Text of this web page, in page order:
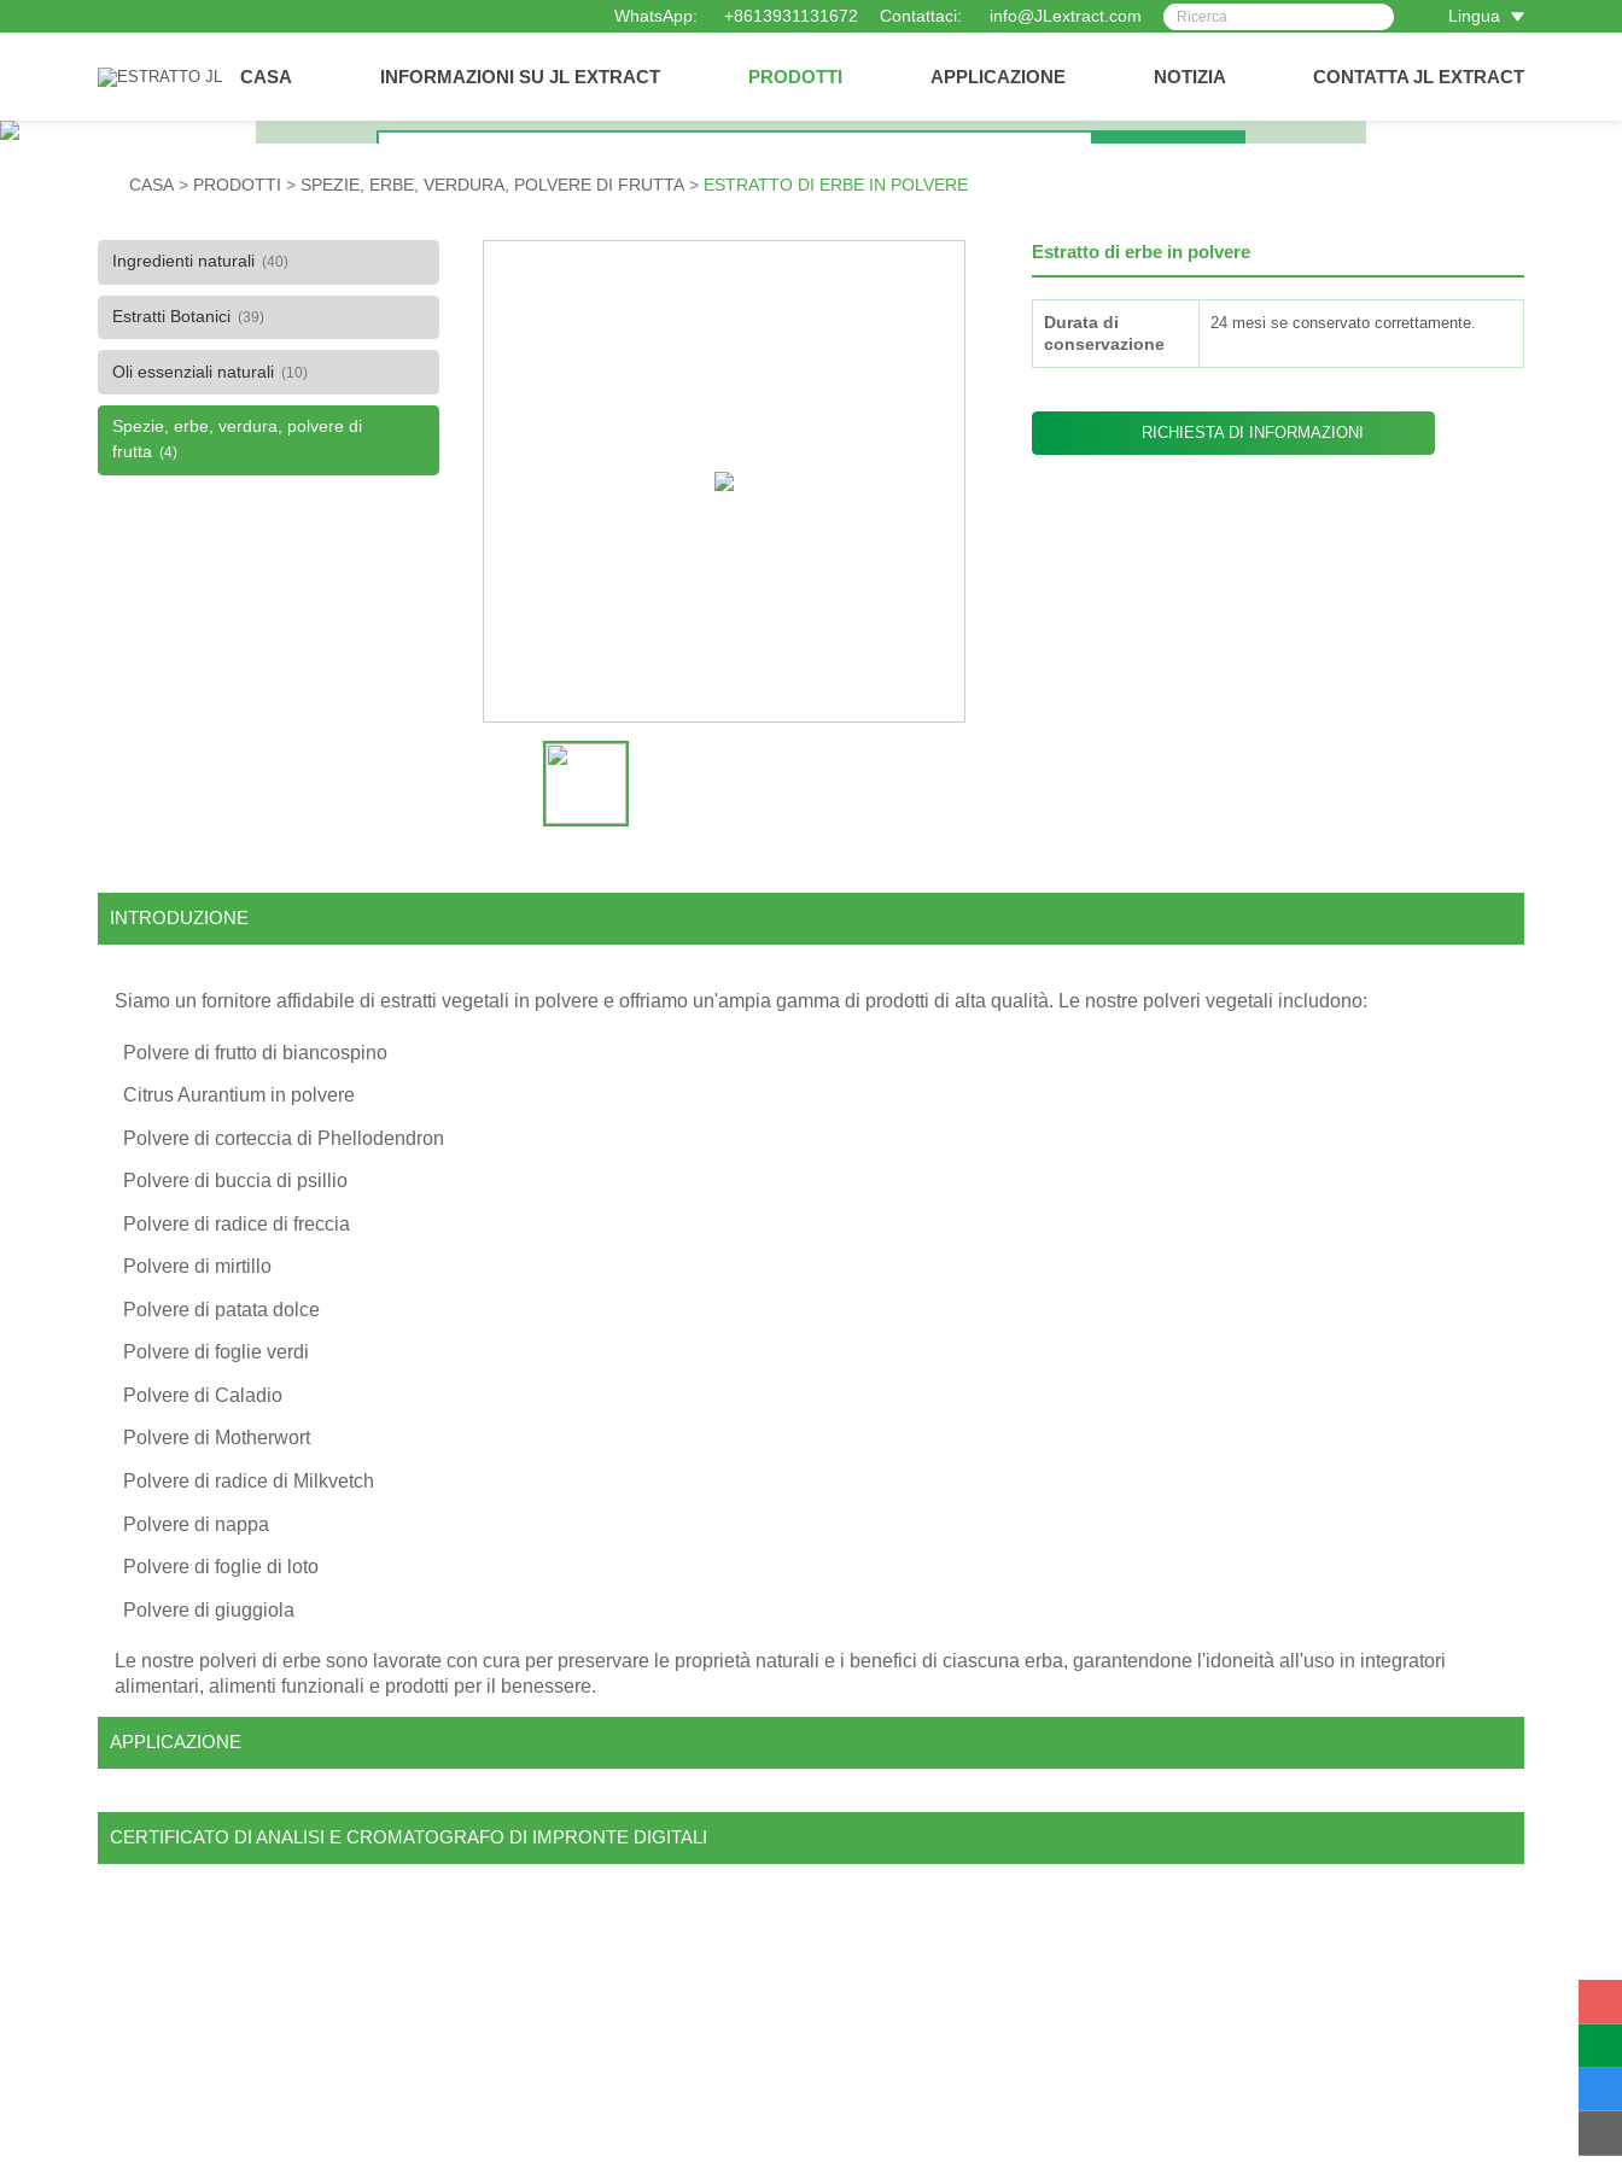
WhatsApp: +8613931131672 Contattaci: info@JLextract.com Lingua
CASA INFORMAZIONI SU JL EXTRACT PRODOTTI APPLICAZIONE NOTIZIA CONTATTA JL EXTRACT
TROVA I TUOI PRODOTTI
CASA PRODOTTI SPEZIE, ERBE, VERDURA, POLVERE DI FRUTTA ESTRATTO DI ERBE IN POLVERE
Ingredienti naturali (40)
Estratti Botanici (39)
Oli essenziali naturali (10)
Spezie, erbe, verdura, polvere di
frutta (4)
Estratto di erbe in polvere
Durata di
conservazione
24 mesi se conservato correttamente.
RICHIESTA DI INFORMAZIONI
INTRODUZIONE
Siamo un fornitore affidabile di estratti vegetali in polvere e offriamo un'ampia gamma di prodotti di alta qualità. Le nostre polveri vegetali includono:
Polvere di frutto di biancospino
Citrus Aurantium in polvere
Polvere di corteccia di Phellodendron
Polvere di buccia di psillio
Polvere di radice di freccia
Polvere di mirtillo
Polvere di patata dolce
Polvere di foglie verdi
Polvere di Caladio
Polvere di Motherwort
Polvere di radice di Milkvetch
Polvere di nappa
Polvere di foglie di loto
Polvere di giuggiola
Le nostre polveri di erbe sono lavorate con cura per preservare le proprietà naturali e i benefici di ciascuna erba, garantendone l'idoneità all'uso in integratori
alimentari, alimenti funzionali e prodotti per il benessere.
APPLICAZIONE
CERTIFICATO DI ANALISI E CROMATOGRAFO DI IMPRONTE DIGITALI